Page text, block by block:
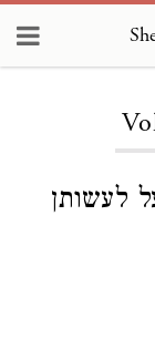
לעשותן